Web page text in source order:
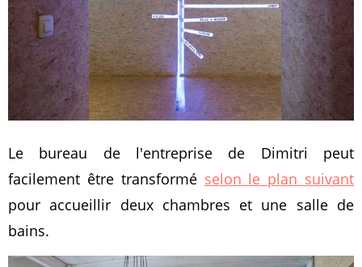
Le bureau de l'entreprise de Dimitri peut
facilement être transformé selon le plan suivant
pour accueillir deux chambres et une salle de
bains.